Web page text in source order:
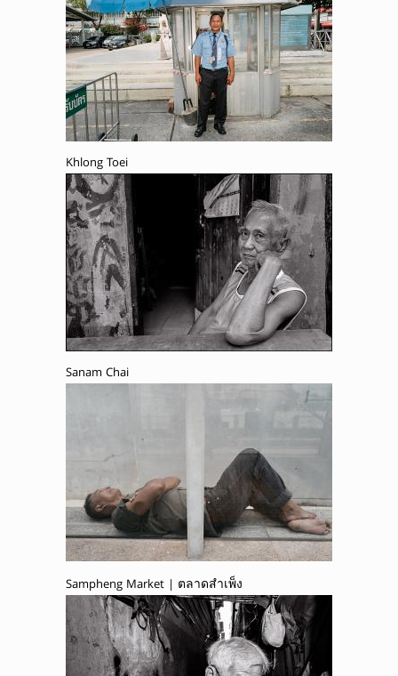
Khlong Toei
Sanam Chai
Sampheng Market | ตลาดสำเพ็ง